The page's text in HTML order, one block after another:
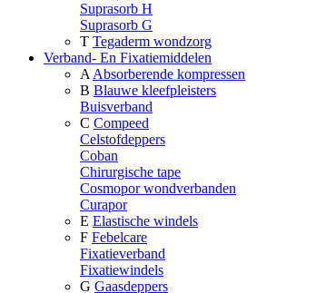
Suprasorb H
Suprasorb G
T Tegaderm wondzorg
Verband- En Fixatiemiddelen
A Absorberende kompressen
B Blauwe kleefpleisters
Buisverband
C Compeed
Celstofdeppers
Coban
Chirurgische tape
Cosmopor wondverbanden
Curapor
E Elastische windels
F Febelcare
Fixatieverband
Fixatiewindels
G Gaasdeppers